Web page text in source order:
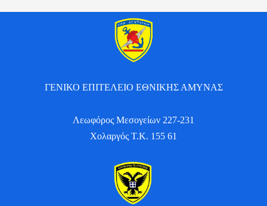
ΓΕΝΙΚΟ ΕΠΙΤΕΛΕΙΟ ΕΘΝΙΚΗΣ ΑΜΥΝΑΣ
Λεωφόρος Μεσογείων 227-231
Χολαργός Τ.Κ. 155 61